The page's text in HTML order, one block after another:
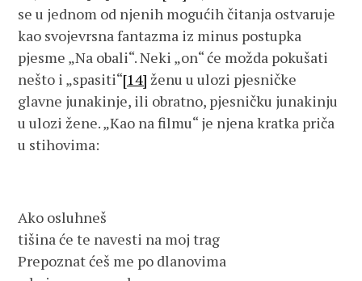
se u jednom od njenih mogućih čitanja ostvaruje
kao svojevrsna fantazma iz minus postupka
pjesme „Na obali“. Neki „on“ će možda pokušati
nešto i „spasiti“[14] ženu u ulozi pjesničke
glavne junakinje, ili obratno, pjesničku junakinju
u ulozi žene. „Kao na filmu“ je njena kratka priča
u stihovima:
Ako osluhneš
tišina će te navesti na moj trag
Prepoznat ćeš me po dlanovima